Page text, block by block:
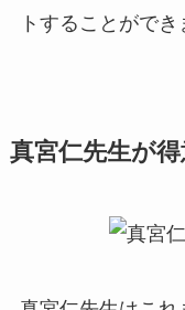
トすることができ
真宮仁先生が